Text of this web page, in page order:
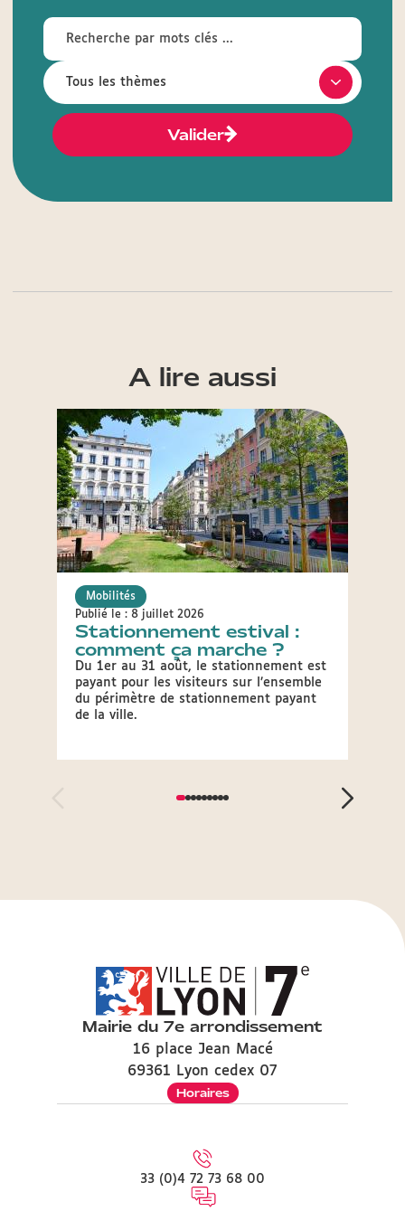
Valider
A lire aussi
Mobilités
Publié le : 8 juillet 2026
Stationnement estival :
comment ça marche ?
Du 1er au 31 août, le stationnement est
payant pour les visiteurs sur l’ensemble
du périmètre de stationnement payant
de la ville.
Mairie du 7e arrondissement
16 place Jean Macé
69361 Lyon cedex 07
Horaires
33 (0)4 72 73 68 00